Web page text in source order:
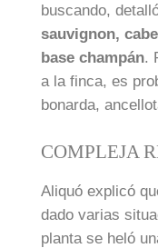
buscando,
sauvignon,
base champán.
a la finca, es
bonarda,
COMPLEJA
Aliquó explicó
dado varias
planta se heló